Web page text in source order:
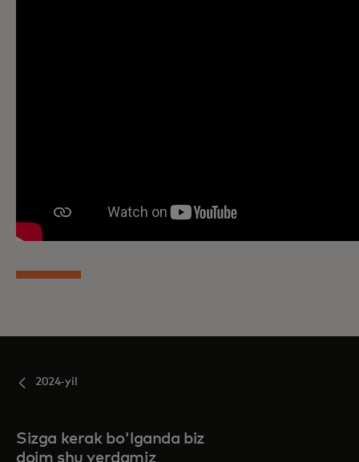
2024-yil
Sizga kerak bo'lganda biz
doim shu yerdamiz